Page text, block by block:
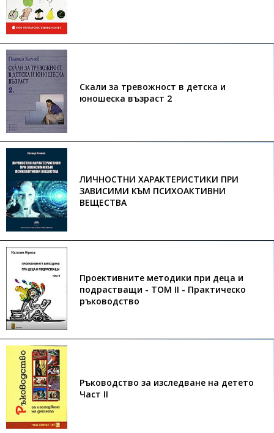
Скали за тревожност в детска и
юношеска възраст 2
ЛИЧНОСТНИ ХАРАКТЕРИСТИКИ ПРИ
ЗАВИСИМИ КЪМ ПСИХОАКТИВНИ
ВЕЩЕСТВА
Проективните методики при деца и
подрастващи - ТОМ II - Практическо
ръководство
Ръководство за изследване на детето
Част II